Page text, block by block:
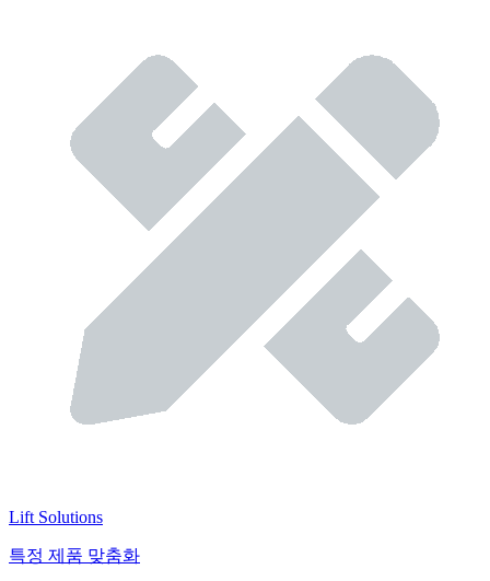
Lift Solutions
특정 제품 맞춤화